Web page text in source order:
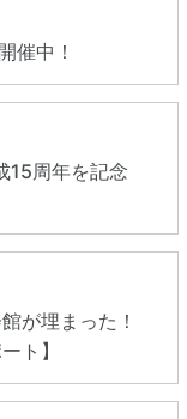
催中！
15周年を記念
が埋まった！
ト】